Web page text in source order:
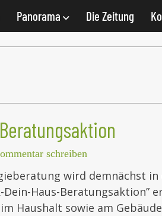
Panorama Die Zeitung
schreiben
wird demnächst
Dein-Haus-Beratungsaktion”
Haushalt sowie am